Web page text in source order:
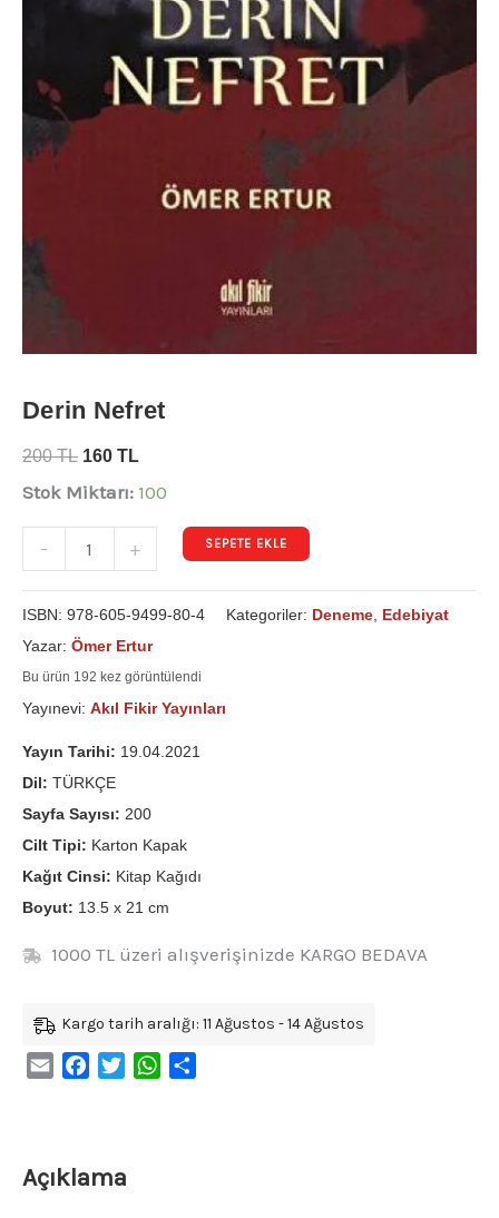
Derin Nefret
200TL 160 TL
Stok Miktarı: 100
- + SEPETE EKLE
ISBN: 978-605-9499-80-4 Kategoriler: Deneme Edebiyat
Yazar: Ömer Ertur
Bu ürün 192 kez görüntülendi
Yayınevi: Akıl Fikir Yayınları
Yayın Tarihi: 19.04.2021
Dil: TÜRKÇE
Sayfa Sayısı: 200
Cilt Tipi: Karton Kapak
Kağıt Cinsi: Kitap Kağıdı
Boyut: 13.5 x 21 cm
1000 TL üzeri alışverişinizde KARGO BEDAVA
Kargo tarih aralığı: 11 Ağustos - 14 Ağustos
Email FacebookTwitterWhatsApp
Açıklama